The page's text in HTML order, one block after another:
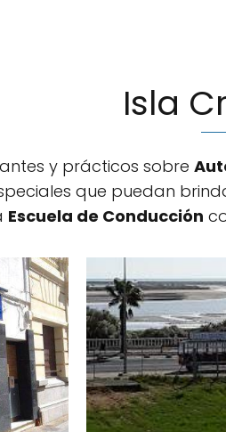
Isla
y prácticos sobre
que puedan
Escuela de Conducción